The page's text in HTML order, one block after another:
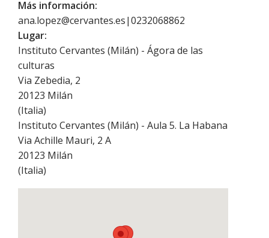
Más información:
ana.lopez@cervantes.es|0232068862
Lugar:
Instituto Cervantes (Milán) - Ágora de las
culturas
Via Zebedia, 2
20123 Milán
(Italia)
Instituto Cervantes (Milán) - Aula 5. La Habana
Via Achille Mauri, 2 A
20123 Milán
(Italia)